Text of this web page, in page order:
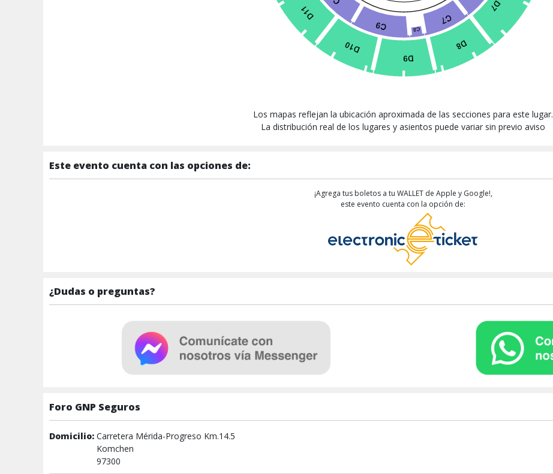
Los mapas reflejan la ubicación aproximada de las secciones para este lugar.
La distribución real de los lugares y asientos puede variar sin previo aviso
Este evento cuenta con las opciones de:
¡Agrega tus boletos a tu WALLET de Apple y Google!,
este evento cuenta con la opción de:
¿Dudas o preguntas?
Foro GNP Seguros
Domicilio: Carretera Mérida-Progreso Km.14.5
Komchen
97300